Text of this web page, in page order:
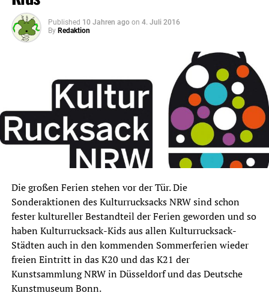
Published 10 Jahren ago on 4. Juli 2016
By Redaktion
Die großen Ferien stehen vor der Tür. Die
Sonderaktionen des Kulturrucksacks NRW sind schon
fester kultureller Bestandteil der Ferien geworden und so
haben Kulturrucksack-Kids aus allen Kulturrucksack-
Städten auch in den kommenden Sommerferien wieder
freien Eintritt in das K20 und das K21 der
Kunstsammlung NRW in Düsseldorf und das Deutsche
Kunstmuseum Bonn.